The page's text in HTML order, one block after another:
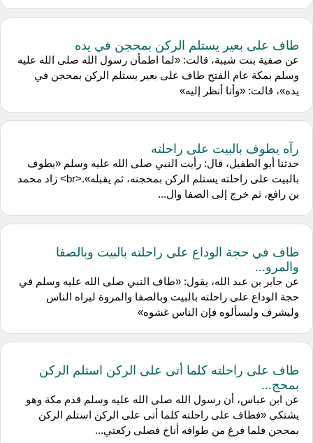
طاف على بعير يستلم الركن بمحجن في يده
عن صفية بنت شيبة، قالت: «لما اطمأن رسول الله صلى الله عليه
وسلم بمكة عام الفتح طاف على بعير يستلم الركن بمحجن في
يده»، قالت: «وأنا أنظر إليه»
رآه يطوف بالبيت على راحلته
حدثنا أبو الطفيل، قال: رأيت النبي صلى الله عليه وسلم «يطوف
بالبيت على راحلته يستلم الركن بمحجنه، ثم يقبله».<br> زاد محمد
بن رافع، ثم خرج إلى الصفا وال...
طاف في حجة الوداع على راحلته بالبيت وبالصفا
والمرو...
عن جابر بن عبد الله، يقول: «طاف النبي صلى الله عليه وسلم في
حجة الوداع على راحلته بالبيت وبالصفا والمروة ليراه الناس
وليشرف وليسألوه فإن الناس غشوه»
طاف على راحلته كلما أتى على الركن استلم الركن
بمحج...
عن ابن عباس، أن رسول الله صلى الله عليه وسلم قدم مكة وهو
يشتكي «فطاف على راحلته كلما أتى على الركن استلم الركن
بمحجن فلما فرغ من طوافه أناخ فصلى ركعتي...